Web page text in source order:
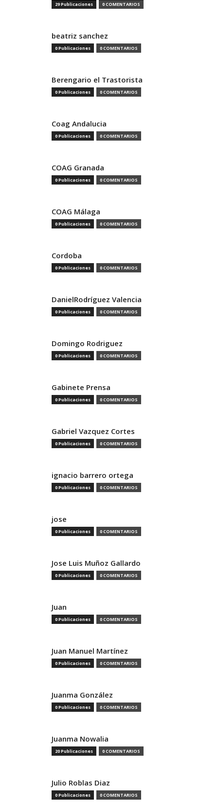
29 Publicaciones 0 COMENTARIOS
beatriz sanchez
0 Publicaciones 0 COMENTARIOS
Berengario el Trastorista
0 Publicaciones 0 COMENTARIOS
Coag Andalucia
0 Publicaciones 0 COMENTARIOS
COAG Granada
0 Publicaciones 0 COMENTARIOS
COAG Málaga
0 Publicaciones 0 COMENTARIOS
Cordoba
0 Publicaciones 0 COMENTARIOS
DanielRodríguez Valencia
0 Publicaciones 0 COMENTARIOS
Domingo Rodriguez
0 Publicaciones 0 COMENTARIOS
Gabinete Prensa
0 Publicaciones 0 COMENTARIOS
Gabriel Vazquez Cortes
0 Publicaciones 0 COMENTARIOS
ignacio barrero ortega
0 Publicaciones 0 COMENTARIOS
jose
0 Publicaciones 0 COMENTARIOS
Jose Luis Muñoz Gallardo
0 Publicaciones 0 COMENTARIOS
Juan
0 Publicaciones 0 COMENTARIOS
Juan Manuel Martínez
0 Publicaciones 0 COMENTARIOS
Juanma González
0 Publicaciones 0 COMENTARIOS
Juanma Nowalia
20 Publicaciones 0 COMENTARIOS
Julio Roblas Diaz
0 Publicaciones 0 COMENTARIOS